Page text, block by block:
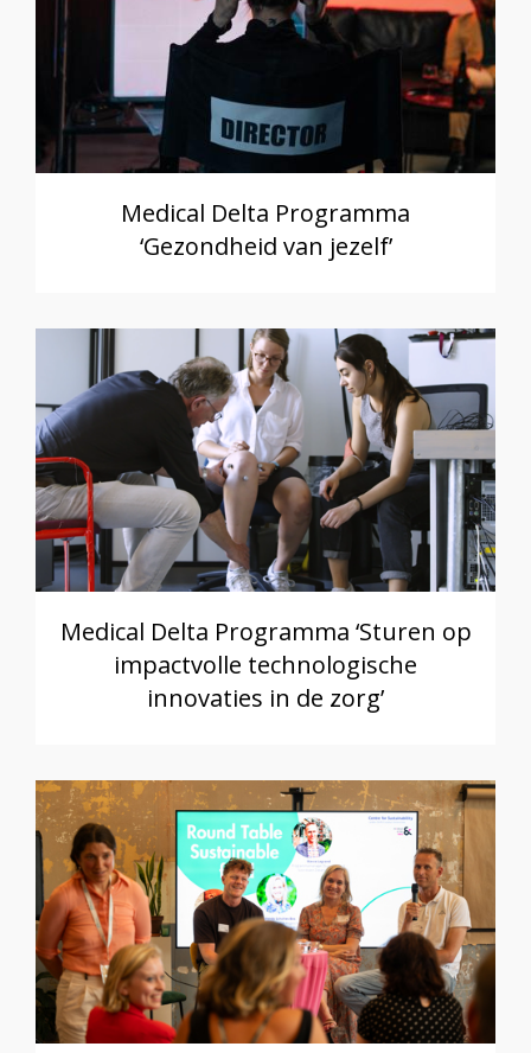
Medical Delta Programma
‘Gezondheid van jezelf’
Medical Delta Programma ‘Sturen op
impactvolle technologische
innovaties in de zorg’